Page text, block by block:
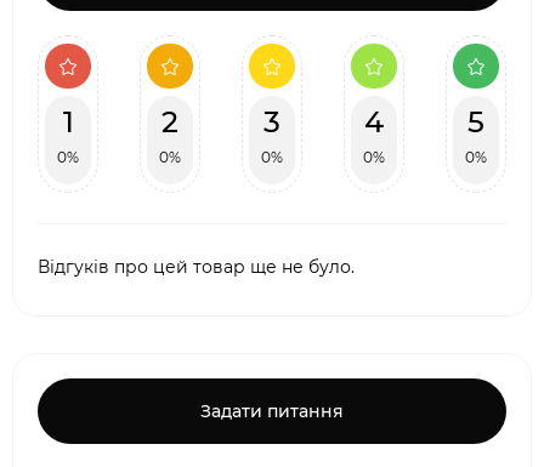
1
0%
2
0%
3
0%
4
0%
5
0%
Відгуків про цей товар ще не було.
Задати питання